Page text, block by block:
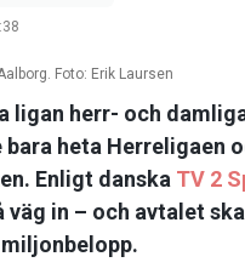
Foto: Erik Laursen
ligan herr- och
bara heta Herreligaen
Enligt danska TV 2
väg in – och avtalet